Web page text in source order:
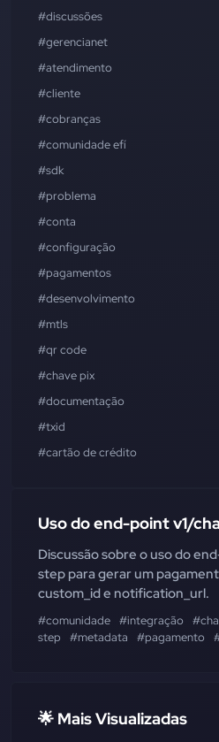
#discussões
#gerencianet
#atendimento
#cliente
#cobranças
#comunidade efí
#sdk
#problema
#conta
#configuração
#pagamentos
#desenvolvimento
#mtls
#qr code
#chave pix
#documentação
#txid
#cartão de crédito
Uso do end-point v1/
Discussão sobre o uso do
step para gerar um
custom_id e notification_url.
#comunidade #integração
step
#metadata #pagamento
🌟 Mais Visualizadas